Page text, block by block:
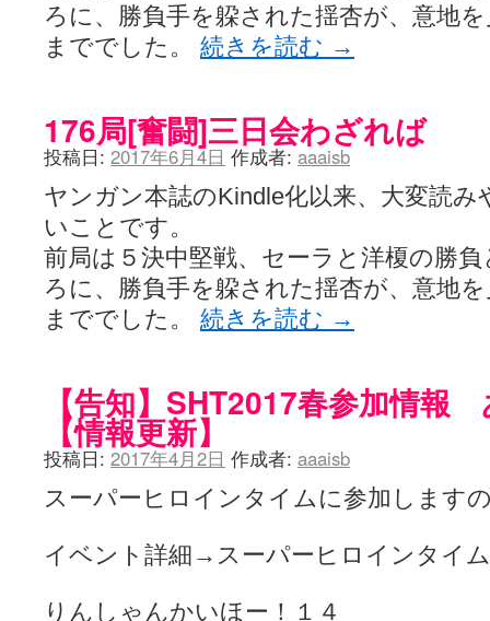
ろに、勝負手を躱された揺杏が、意地
まででした。 続きを読む →
176局[奮闘]三日会わざれば
投稿日: 2017年6月4日 作成者: aaaisb
ヤンガン本誌のKindle化以来、大変読
いことです。
前局は５決中堅戦、セーラと洋榎の勝
ろに、勝負手を躱された揺杏が、意地
まででした。 続きを読む →
【告知】SHT2017春参加情報
【情報更新】
投稿日: 2017年4月2日 作成者: aaaisb
スーパーヒロインタイムに参加します
イベント詳細→スーパーヒロインタイ
りんしゃんかいほー！１４